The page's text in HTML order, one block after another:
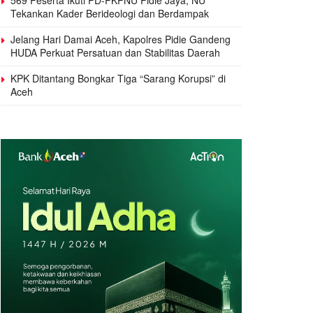
Tekankan Kader Berideologi dan Berdampak
Jelang Hari Damai Aceh, Kapolres Pidie Gandeng
HUDA Perkuat Persatuan dan Stabilitas Daerah
KPK Ditantang Bongkar Tiga “Sarang Korupsi” di
Aceh